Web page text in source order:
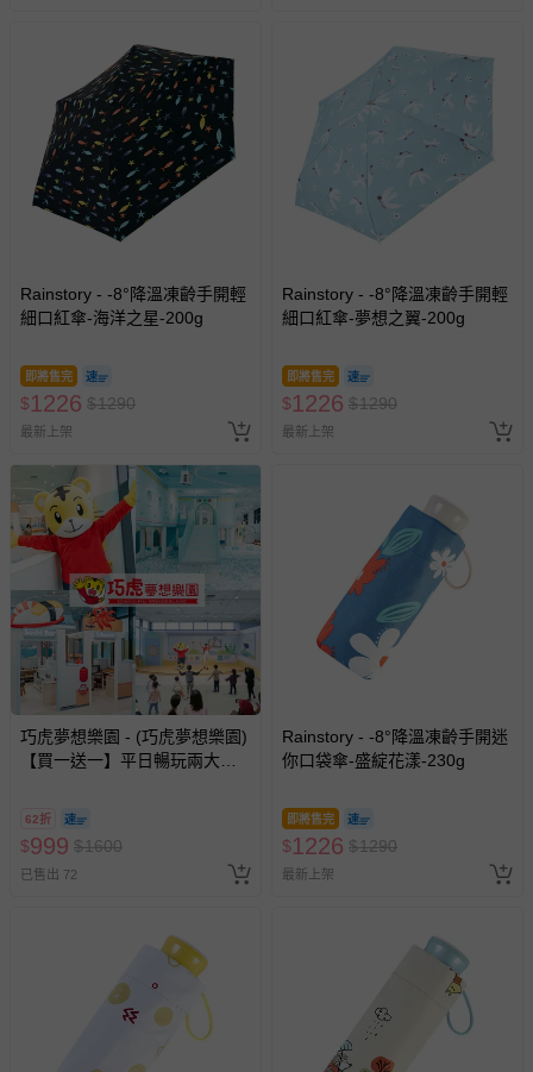
Rainstory - -8°降溫凍齡手開輕
細口紅傘-海洋之星-200g
即將售完
$1226 $1290
最新上架
Rainstory - -8°降溫凍齡手開輕
細口紅傘-夢想之翼-200g
即將售完
$1226 $1290
最新上架
巧虎夢想樂園 - (巧虎夢想樂園)
【買一送一】平日暢玩兩大一
券使用
62折
$999 $1600
已售出 72
Rainstory - -8°降溫凍齡手開迷
你口袋傘-盛綻花漾-230g
即將售完
$1226 $1290
最新上架